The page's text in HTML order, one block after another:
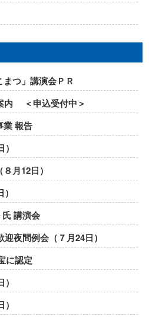
つ」講演会ＰＲ
内 ＜申込受付中＞
業 報告
月12日）
講演会
夜間例会（７月24日）
に認定